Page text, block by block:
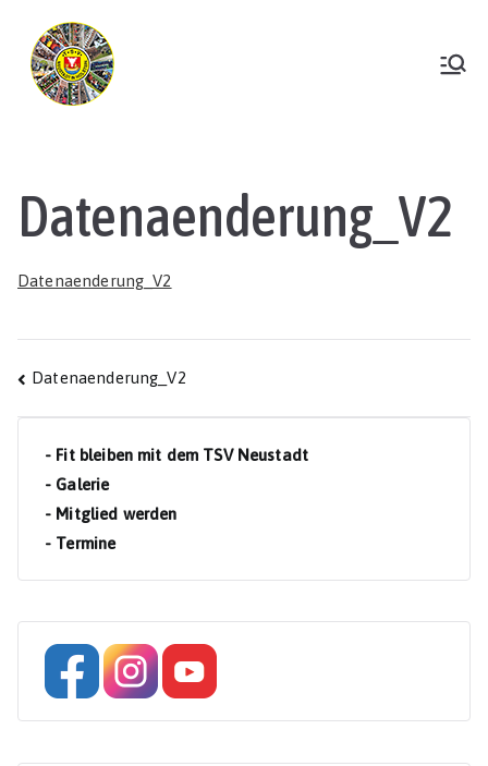
Inhalt
springen
Datenaenderung_V2
Datenaenderung_V2
Beitragsnavigation
Datenaenderung_V2
- Fit bleiben mit dem TSV Neustadt
- Galerie
- Mitglied werden
- Termine